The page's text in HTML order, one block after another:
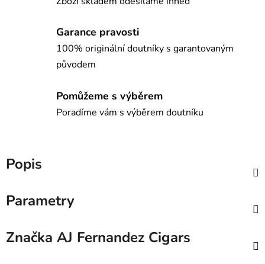
Garance pravosti
100% originální doutníky s garantovaným
původem
Pomůžeme s výběrem
Poradíme vám s výběrem doutníku
Popis
Parametry
Značka AJ Fernandez Cigars